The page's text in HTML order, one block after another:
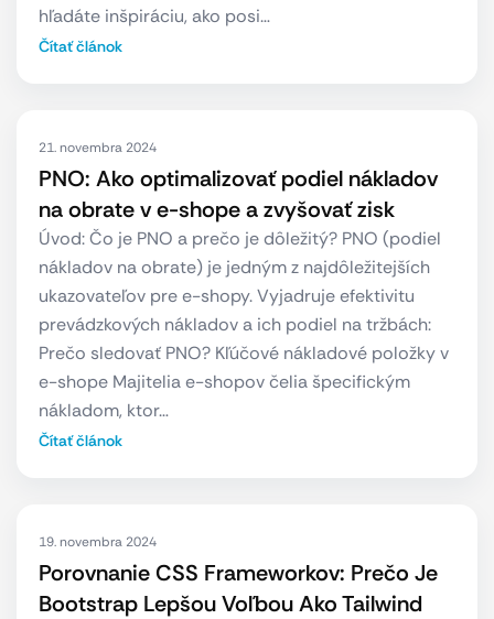
hľadáte inšpiráciu, ako posi…
Čítať článok
21. novembra 2024
PNO: Ako optimalizovať podiel nákladov
na obrate v e-shope a zvyšovať zisk
Úvod: Čo je PNO a prečo je dôležitý? PNO (podiel
nákladov na obrate) je jedným z najdôležitejších
ukazovateľov pre e-shopy. Vyjadruje efektivitu
prevádzkových nákladov a ich podiel na tržbách:
Prečo sledovať PNO? Kľúčové nákladové položky v
e-shope Majitelia e-shopov čelia špecifickým
nákladom, ktor…
Čítať článok
19. novembra 2024
Porovnanie CSS Frameworkov: Prečo Je
Bootstrap Lepšou Voľbou Ako Tailwind